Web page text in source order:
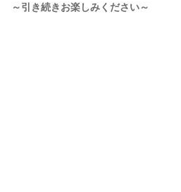
～引き続きお楽しみください～